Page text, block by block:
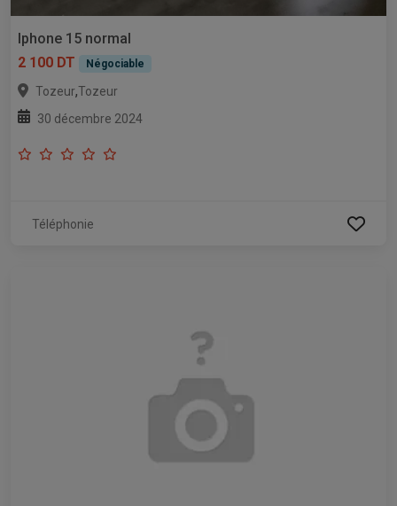
Iphone 15 normal
2 100 DT
Négociable
Tozeur,Tozeur
30 décembre 2024
Téléphonie